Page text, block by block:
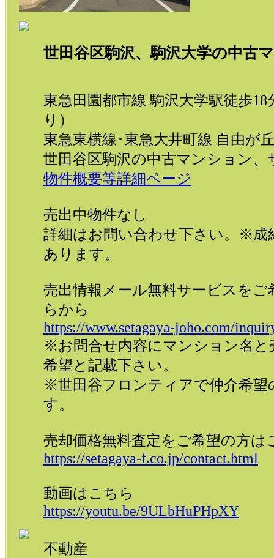
世田谷区駒沢、駒沢大学の中古
東急田園都市線 駒沢大学駅徒歩18
り）
東急東横線･東急大井町線 自由が
世田谷区駒沢の中古マンション、
物件概要等詳細ページ
売出中物件なし
詳細はお問い合わせ下さい。※成
あります。
売出情報メール無料サービスをご
らから
https://www.setagaya-joho.com/
※お問合せ内容にマンション名と
希望と記載下さい。
※世田谷フロンティアで仲介希望
す。
売却価格無料査定をご希望の方は
https://setagaya-f.co.jp/contact.html
動画はこちら
https://youtu.be/9ULbHuPHpXY
不動産